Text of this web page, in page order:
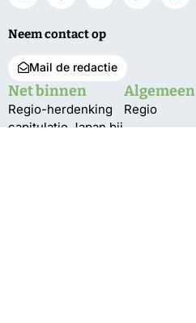
Neem contact op
Mail de redactie
Net binnen
Regio-herdenking
capitulatie Japan bij
Algemeen
Regio